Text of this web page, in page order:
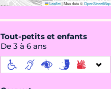
Leaflet|Map data ©OpenStreetMap
Tout-petits et enfants
De 3 à 6 ans